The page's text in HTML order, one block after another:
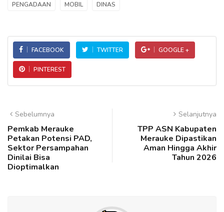
PENGADAAN
MOBIL DINAS
FACEBOOK TWITTER GOOGLE +
PINTEREST
Sebelumnya
Pemkab Merauke
Petakan Potensi PAD,
Sektor Persampahan
Dinilai Bisa
Dioptimalkan
Selanjutnya
TPP ASN Kabupaten
Merauke Dipastikan
Aman Hingga Akhir
Tahun 2026